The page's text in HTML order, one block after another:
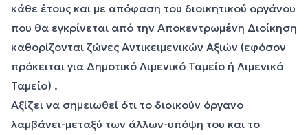
κάθε έτους και με απόφαση του διοικητικού οργάνου
που θα εγκρίνεται από την Αποκεντρωμένη Διοίκηση
καθορίζονται ζώνες Αντικειμενικών Αξιών (εφόσον
πρόκειται για Δημοτικό Λιμενικό Ταμείο ή Λιμενικό
Ταμείο) .
Αξίζει να σημειωθεί ότι το διοικούν όργανο
λαμβάνει-μεταξύ των άλλων-υπόψη του και το